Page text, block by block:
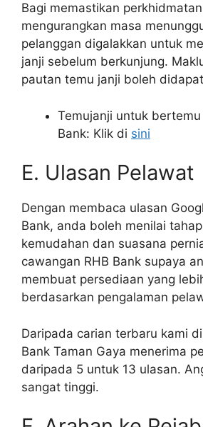
Bagi memastikan
mengurangkan masa
pelanggan digalakkan untuk
janji sebelum berkunjung.
pautan temu janji boleh
Temujanji untuk bertemu
Bank: Klik di sini
E. Ulasan Pelawat
Dengan membaca ulasan
Bank, anda boleh menilai
kemudahan dan suasana
cawangan RHB Bank supaya
membuat persediaan yang
berdasarkan pengalaman
Daripada carian terbaru kami di
Bank Taman Gaya menerima
daripada 5 untuk 13 ulasan.
sangat tinggi.